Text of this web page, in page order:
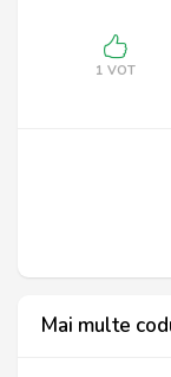
1 VOT
Mai multe